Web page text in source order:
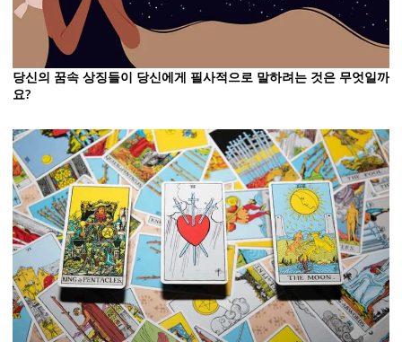
당신의 꿈속 상징들이 당신에게 필사적으로 말하려는 것은 무엇일까
요?